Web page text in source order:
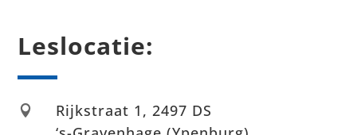
Leslocatie:

Rijkstraat 1, 2497 DS